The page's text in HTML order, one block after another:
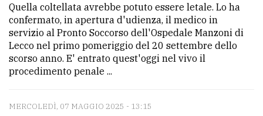
Quella coltellata avrebbe potuto essere letale. Lo ha
confermato, in apertura d'udienza, il medico in
servizio al Pronto Soccorso dell'Ospedale Manzoni di
Lecco nel primo pomeriggio del 20 settembre dello
scorso anno. E' entrato quest'oggi nel vivo il
procedimento penale ...
MERCOLEDÌ, 07 MAGGIO 2025 - 13:15